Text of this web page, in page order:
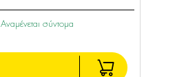
Αναμένεται σύντομα